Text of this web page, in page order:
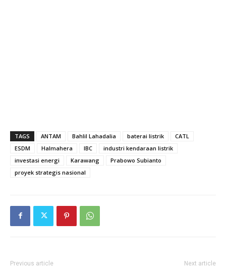
TAGS ANTAM Bahlil Lahadalia baterai listrik
CATL
ESDM
Halmahera IBC
industri kendaraan listrik
investasi energi
Karawang
Prabowo Subianto
proyek strategis nasional
Previous article Next article